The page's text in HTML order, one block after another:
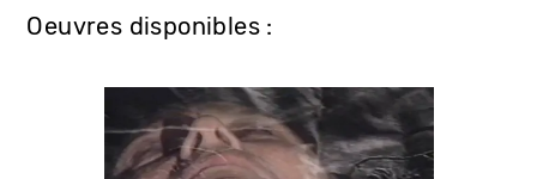
Oeuvres disponibles :